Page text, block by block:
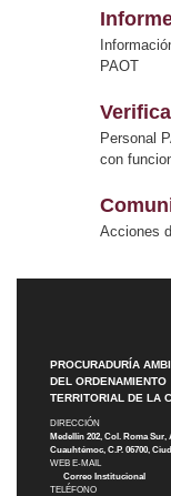
PAOT
Personal
con
Acciones
PROCURADURÍA
DEL ORDENAMIENTO
TERRITORIAL DE LA
DIRECCIÓN
Medellín 202, Col. Roma Sur,
Cuauhtémoc, C.P. 06700,
WEB E-MAIL
Correo Institucional
TELÉFONO